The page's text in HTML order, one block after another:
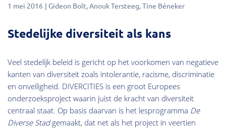
1 mei 2016 Gideon Bolt Anouk Tersteeg Tine Béneker
Stedelijke diversiteit als kans
Veel stedelijk beleid is gericht op het voorkomen van negatieve
kanten van diversiteit zoals intolerantie, racisme, discriminatie
en onveiligheid. DIVERCITIES is een groot Europees
onderzoeksproject waarin juist de kracht van diversiteit
centraal staat. Op basis daarvan is het lesprogramma De
Diverse Stadgemaakt, dat net als het project in veertien